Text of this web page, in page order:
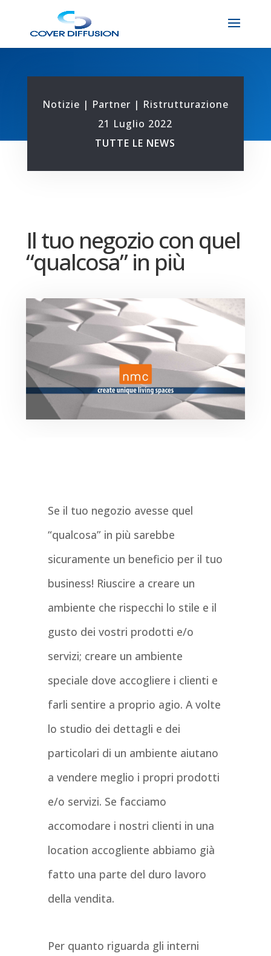
Notizie | Partner | Ristrutturazione
21 Luglio 2022
TUTTE LE NEWS
Il tuo negozio con quel
“qualcosa” in più
Se il tuo negozio avesse quel
“qualcosa” in più sarebbe
sicuramente un beneficio per il tuo
business! Riuscire a creare un
ambiente che rispecchi lo stile e il
gusto dei vostri prodotti e/o
servizi; creare un ambiente
speciale dove accogliere i clienti e
farli sentire a proprio agio. A volte
lo studio dei dettagli e dei
particolari di un ambiente aiutano
a vendere meglio i propri prodotti
e/o servizi. Se facciamo
accomodare i nostri clienti in una
location accogliente abbiamo già
fatto una parte del duro lavoro
della vendita.
Per quanto riguarda gli interni